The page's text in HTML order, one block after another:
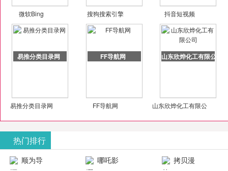
微软Bing 搜狗搜索引擎 抖音短视频
易推分类目录网
易推分类目录网
FF导航网
FF导航网
山东欣烨化工有限公司
山东欣烨化工有限公
热门排行
顺为导
哪吒影
拷贝漫